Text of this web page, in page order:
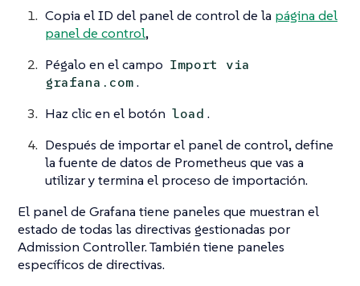
Copia el ID del panel de control de la página del
panel de control,
Pégalo en el campo Import via
grafana.com.
Haz clic en el botón load .
Después de importar el panel de control, define
la fuente de datos de Prometheus que vas a
utilizar y termina el proceso de importación.
El panel de Grafana tiene paneles que muestran el
estado de todas las directivas gestionadas por
Admission Controller. También tiene paneles
específicos de directivas.